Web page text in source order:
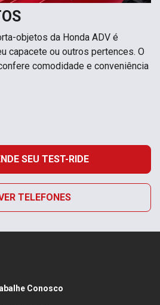
objetos da Honda ADV é
capacete ou outros pertences. O
comodidade e conveniência
TELEFONES
SEU TEST-RIDE
Conosco